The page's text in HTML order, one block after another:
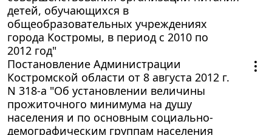
детей, обучающихся в
общеобразовательных учреждениях
города Костромы, в период с 2010 по
2012 год"
Постановление Администрации
Костромской области от 8 августа 2012 г.
N 318-а "Об установлении величины
прожиточного минимума на душу
населения и по основным социально-
демографическим группам населения